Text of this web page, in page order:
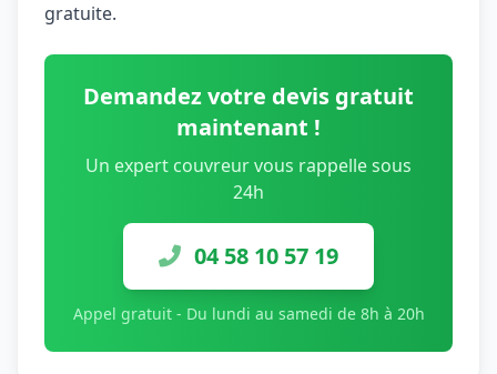
gratuite.
Demandez votre devis gratuit
maintenant !
Un expert couvreur vous rappelle sous
24h
04 58 10 57 19
Appel gratuit - Du lundi au samedi de 8h à 20h